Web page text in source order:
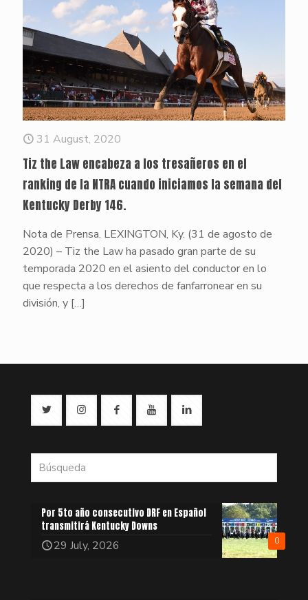
31 August, 2020
Tiz the Law encabeza a los tresañeros en el
ranking de la NTRA cuando iniciamos la semana del
Kentucky Derby 146.
Nota de Prensa. LEXINGTON, Ky. (31 de agosto de
2020) – Tiz the Law ha pasado gran parte de su
temporada 2020 en el asiento del conductor en lo
que respecta a los derechos de fanfarronear en su
división, y […]
0
Por 5to año consecutivo DRF en Español
transmitirá Kentucky Downs
29 July, 2026